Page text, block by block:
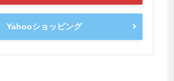
Yahooショッピング